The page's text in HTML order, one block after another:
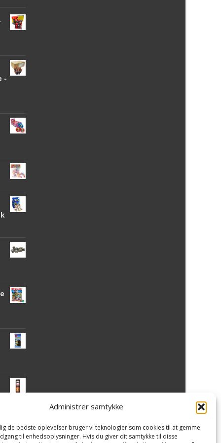
Administrer samtykke
de bedste oplevelser bruger vi teknologier som cookies til at gemme
til enhedsoplysninger. Hvis du giver dit samtykke til disse
-